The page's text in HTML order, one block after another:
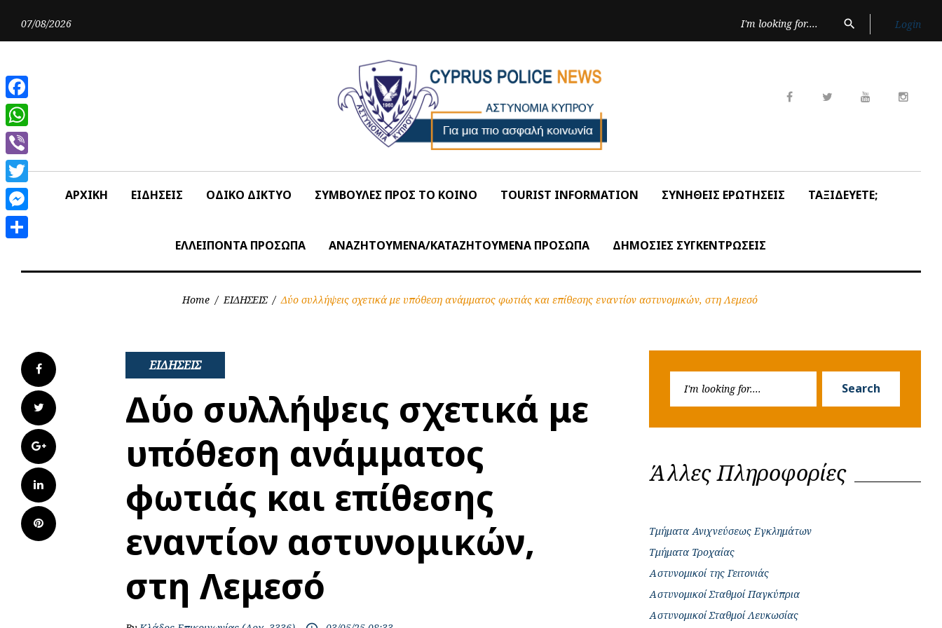
07/08/2026 Login
for:
search
ΑΡΧΙΚΗ ΕΙΔΗΣΕΙΣ ΟΔΙΚΟ ΔΙΚΤΥΟ ΣΥΜΒΟΥΛΕΣ ΠΡΟΣ ΤΟ ΚΟΙΝΟ TOURIST INFORMATION ΣΥΝΗΘΕΙΣ ΕΡΩΤΗΣΕΙΣ ΤΑΞΙΔΕΥΕΤΕ;
ΕΛΛΕΙΠΟΝΤΑ ΠΡΟΣΩΠΑ ΑΝΑΖΗΤΟΥΜΕΝΑ/ΚΑΤΑΖΗΤΟΥΜΕΝΑ ΠΡΟΣΩΠΑ ΔΗΜΟΣΙΕΣ ΣΥΓΚΕΝΤΡΩΣΕΙΣ
Home / ΕΙΔΗΣΕΙΣ / Δύο συλλήψεις σχετικά με υπόθεση ανάμματος φωτιάς και επίθεσης εναντίον αστυνομικών, στη Λεμεσό
Facebook
Twitter
Google+
LinkedIn
Pinterest
ΕΙΔΗΣΕΙΣ
Δύο συλλήψεις σχετικά με
υπόθεση ανάμματος
φωτιάς και επίθεσης
εναντίον αστυνομικών,
στη Λεμεσό
Search
Άλλες Πληροφορίες
Τμήματα Ανιχνεύσεως Εγκλημάτων
Τμήματα Τροχαίας
Αστυνομικοί της Γειτονιάς
Αστυνομικοί Σταθμοί Παγκύπρια
Αστυνομικοί Σταθμοί Λευκωσίας
Facebook
WhatsApp
Viber
Twitter
Messenger